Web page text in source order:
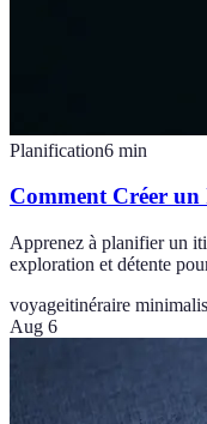
Planification6 min
Comment Créer
Apprenez à planifier un
exploration et détente
voyageitinéraire
Aug 6